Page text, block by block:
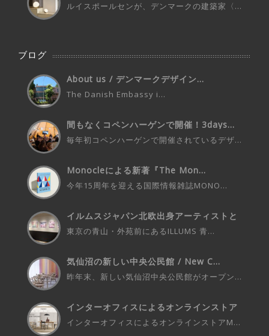
ルイスポールセンが、デンマークの建築家〈...
ブログ
About us / デンマークデザイン...
The Danish Embassy i...
間もなくコペンハーゲンで開催！3days...
毎年初コペンハーゲンで開催されているデザ...
Monocleによる新著『The Mon...
今年15周年を迎える国際情報雑誌MONO...
イルムスジャパン北欧出身アーティストと
の...
東京の青山・外苑前にあるILLUMS 青...
気仙沼の新しい中央公民館 / New C...
昨年末、新しい気仙沼中央公民館がオープン...
インターオフィスによるオンラインストア
インターオフィスによるオンラインストアM...